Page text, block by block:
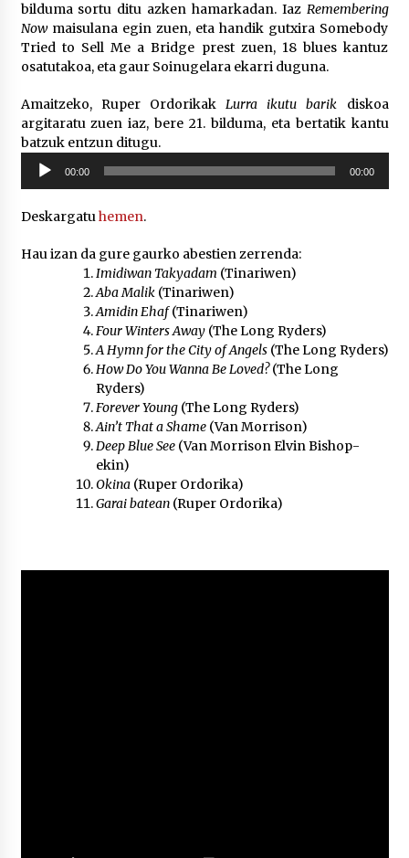
2026/07/03
MUSIBLA #297: Bide, Boards Of Canada, Somak,
Tiga, Twisted Teens, Underscores, Habia
bilduma sortu ditu azken hamarkadan. Iaz Remembering
Nowmaisulana egin zuen, eta handik gutxira Somebody
Tried to Sell Me a Bridge prest zuen, 18 blues kantuz
osatutakoa, eta gaur Soinugelara ekarri duguna.
Amaitzeko, Ruper Ordorikak Lurra ikutu barik diskoa
argitaratu zuen iaz, bere 21. bilduma, eta bertatik kantu
batzuk entzun ditugu.
Soinu
erreproduzigailua
00:00 00:00
Deskargatuhemen.
Hau izan da gure gaurko abestien zerrenda:
Imidiwan Takyadam (Tinariwen)
Aba Malik(Tinariwen)
Amidin Ehaf(Tinariwen)
Four Winters Away(The Long Ryders)
A Hymn for the City of Angels(The Long Ryders)
How Do You Wanna Be Loved?(The Long
Ryders)
Forever Young(The Long Ryders)
Ain’t That a Shame(Van Morrison)
Deep Blue See(Van Morrison Elvin Bishop-
ekin)
Okina(Ruper Ordorika)
Garai batean(Ruper Ordorika)